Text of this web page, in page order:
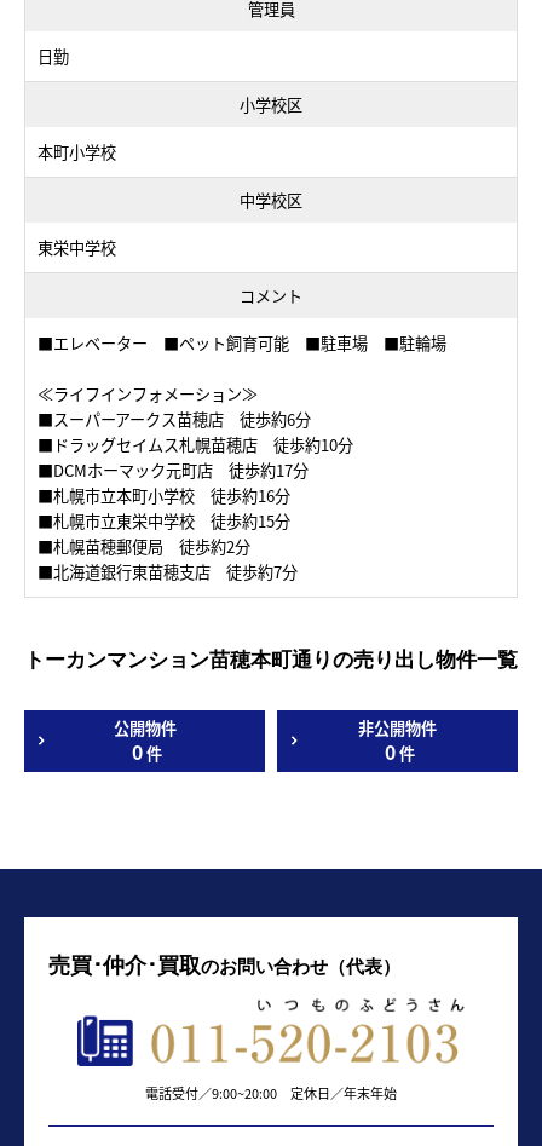
管理員
日勤
小学校区
本町小学校
中学校区
東栄中学校
コメント
■エレベーター ■ペット飼育可能 ■駐車場 ■駐輪場
≪ライフインフォメーション≫
■スーパーアークス苗穂店 徒歩約6分
■ドラッグセイムス札幌苗穂店 徒歩約10分
■DCMホーマック元町店 徒歩約17分
■札幌市立本町小学校 徒歩約16分
■札幌市立東栄中学校 徒歩約15分
■札幌苗穂郵便局 徒歩約2分
■北海道銀行東苗穂支店 徒歩約7分
トーカンマンション苗穂本町通りの売り出し物件一覧
公開物件
0件
非公開物件
0件
売買･仲介･買取のお問い合わせ（代表）
電話受付／9:00~20:00 定休日／年末年始